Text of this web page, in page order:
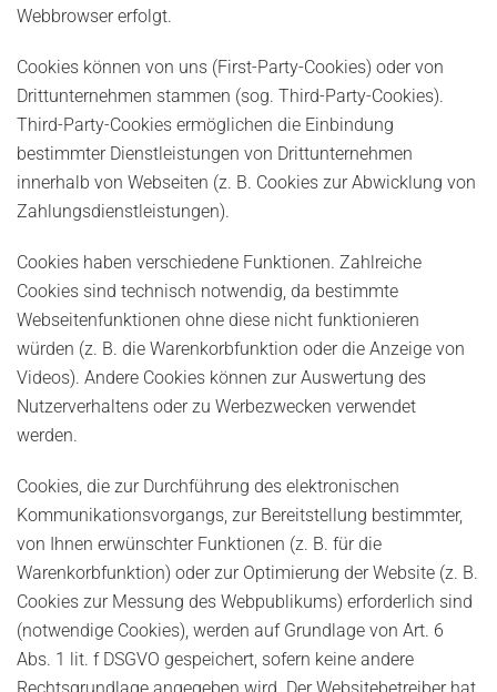
Webbrowser erfolgt.
Cookies können von uns (First-Party-Cookies) oder von
Drittunternehmen stammen (sog. Third-Party-Cookies).
Third-Party-Cookies ermöglichen die Einbindung
bestimmter Dienstleistungen von Drittunternehmen
innerhalb von Webseiten (z. B. Cookies zur Abwicklung von
Zahlungsdienstleistungen).
Cookies haben verschiedene Funktionen. Zahlreiche
Cookies sind technisch notwendig, da bestimmte
Webseitenfunktionen ohne diese nicht funktionieren
würden (z. B. die Warenkorbfunktion oder die Anzeige von
Videos). Andere Cookies können zur Auswertung des
Nutzerverhaltens oder zu Werbezwecken verwendet
werden.
Cookies, die zur Durchführung des elektronischen
Kommunikationsvorgangs, zur Bereitstellung bestimmter,
von Ihnen erwünschter Funktionen (z. B. für die
Warenkorbfunktion) oder zur Optimierung der Website (z. B.
Cookies zur Messung des Webpublikums) erforderlich sind
(notwendige Cookies), werden auf Grundlage von Art. 6
Abs. 1 lit. f DSGVO gespeichert, sofern keine andere